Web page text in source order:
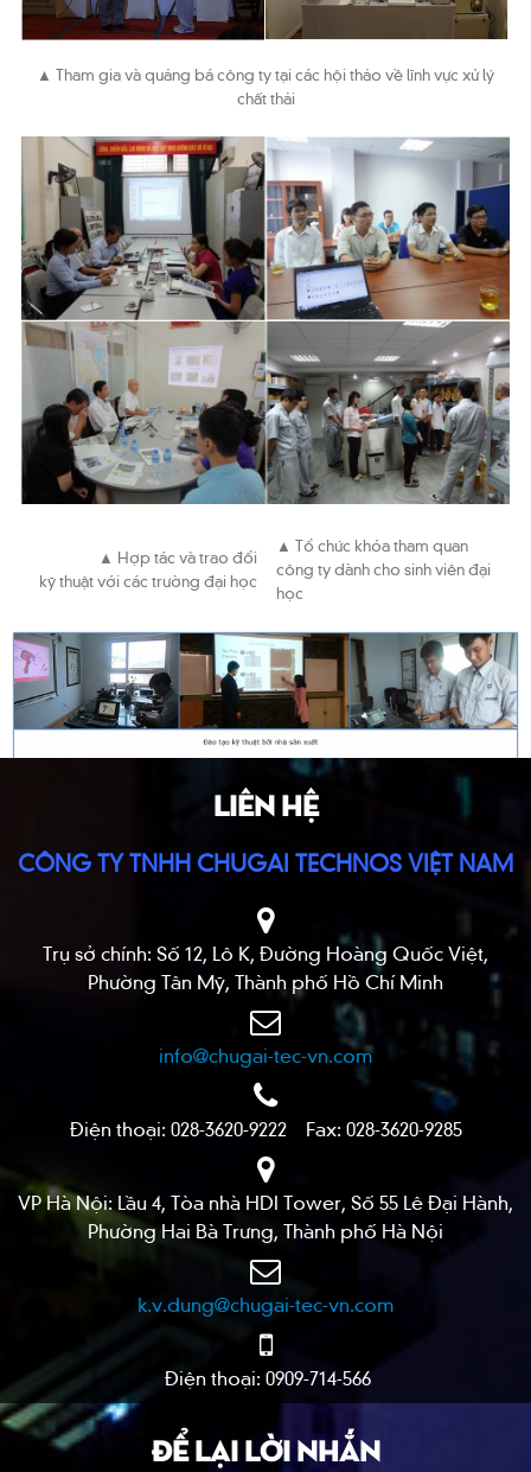
▲ Tham gia và quảng bá công ty tại các hội thảo về lĩnh vực xử lý
chất thải
▲ Hợp tác và trao đổi
kỹ thuật với các trường đại học
▲ Tổ chức khóa tham quan
công ty dành cho sinh viên đại
học
LIÊN HỆ
CÔNG TY TNHH CHUGAI TECHNOS VIỆT NAM
Trụ sở chính: Số 12, Lô K, Đường Hoàng Quốc Việt,
Phường Tân Mỹ, Thành phố Hồ Chí Minh
info@chugai-tec-vn.com
Điện thoại: 028-3620-9222 Fax: 028-3620-9285
VP Hà Nội: Lầu 4, Tòa nhà HDI Tower, Số 55 Lê Đại Hành,
Phường Hai Bà Trưng, Thành phố Hà Nội
k.v.dung@chugai-tec-vn.com
Điện thoại: 0909-714-566
ĐỂ LẠI LỜI NHẮN